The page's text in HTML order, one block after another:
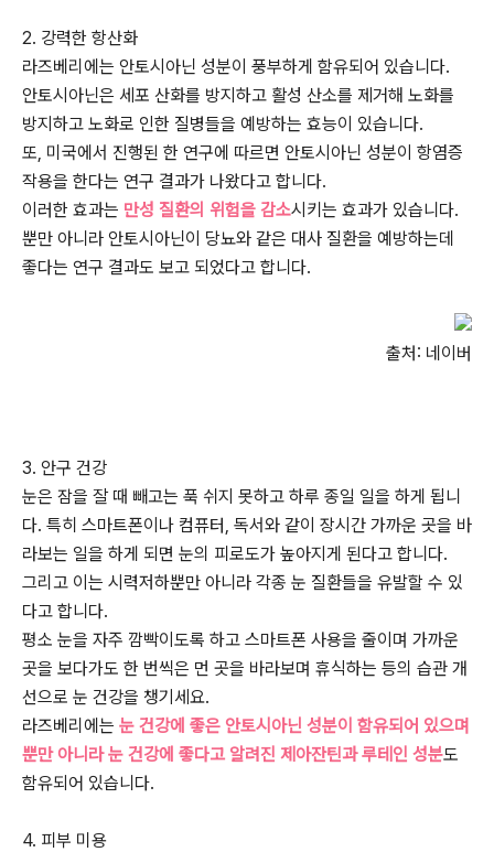
2. 강력한 항산화
라즈베리에는 안토시아닌 성분이 풍부하게 함유되어 있습니다.
안토시아닌은 세포 산화를 방지하고 활성 산소를 제거해 노화를
방지하고 노화로 인한 질병들을 예방하는 효능이 있습니다.
또, 미국에서 진행된 한 연구에 따르면 안토시아닌 성분이 항염증
작용을 한다는 연구 결과가 나왔다고 합니다.
이러한 효과는 만성 질환의 위험을 감소시키는 효과가 있습니다.
뿐만 아니라 안토시아닌이 당뇨와 같은 대사 질환을 예방하는데
좋다는 연구 결과도 보고 되었다고 합니다.
출처: 네이버
3. 안구 건강
눈은 잠을 잘 때 빼고는 푹 쉬지 못하고 하루 종일 일을 하게 됩니
다. 특히 스마트폰이나 컴퓨터, 독서와 같이 장시간 가까운 곳을 바
라보는 일을 하게 되면 눈의 피로도가 높아지게 된다고 합니다.
그리고 이는 시력저하뿐만 아니라 각종 눈 질환들을 유발할 수 있
다고 합니다.
평소 눈을 자주 깜빡이도록 하고 스마트폰 사용을 줄이며 가까운
곳을 보다가도 한 번씩은 먼 곳을 바라보며 휴식하는 등의 습관 개
선으로 눈 건강을 챙기세요.
라즈베리에는 눈 건강에 좋은 안토시아닌 성분이 함유되어 있으며
뿐만 아니라 눈 건강에 좋다고 알려진 제아잔틴과 루테인 성분도
함유되어 있습니다.
4. 피부 미용